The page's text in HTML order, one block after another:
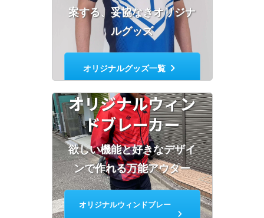
案する、妥協なきオリジナ
ルグッズ
オリジナルグッズ一覧
オリジナルウィン
ドブレーカー
欲しい機能と好きなデザイ
ンで作れる万能アウター
オリジナルウィンドブレー